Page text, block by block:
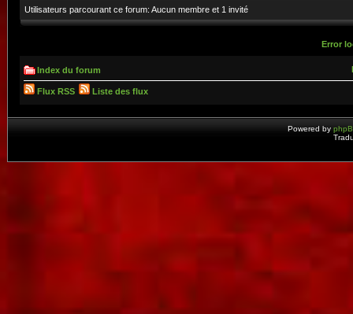
Utilisateurs parcourant ce forum: Aucun membre et 1 invité
Error
Index du forum
Flux RSS Liste des flux
Powered by